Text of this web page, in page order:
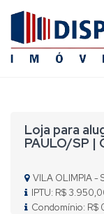
Loja para
PAULO/SP |
VILA OLIMPIA -
IPTU: R$
Condomínio: R$